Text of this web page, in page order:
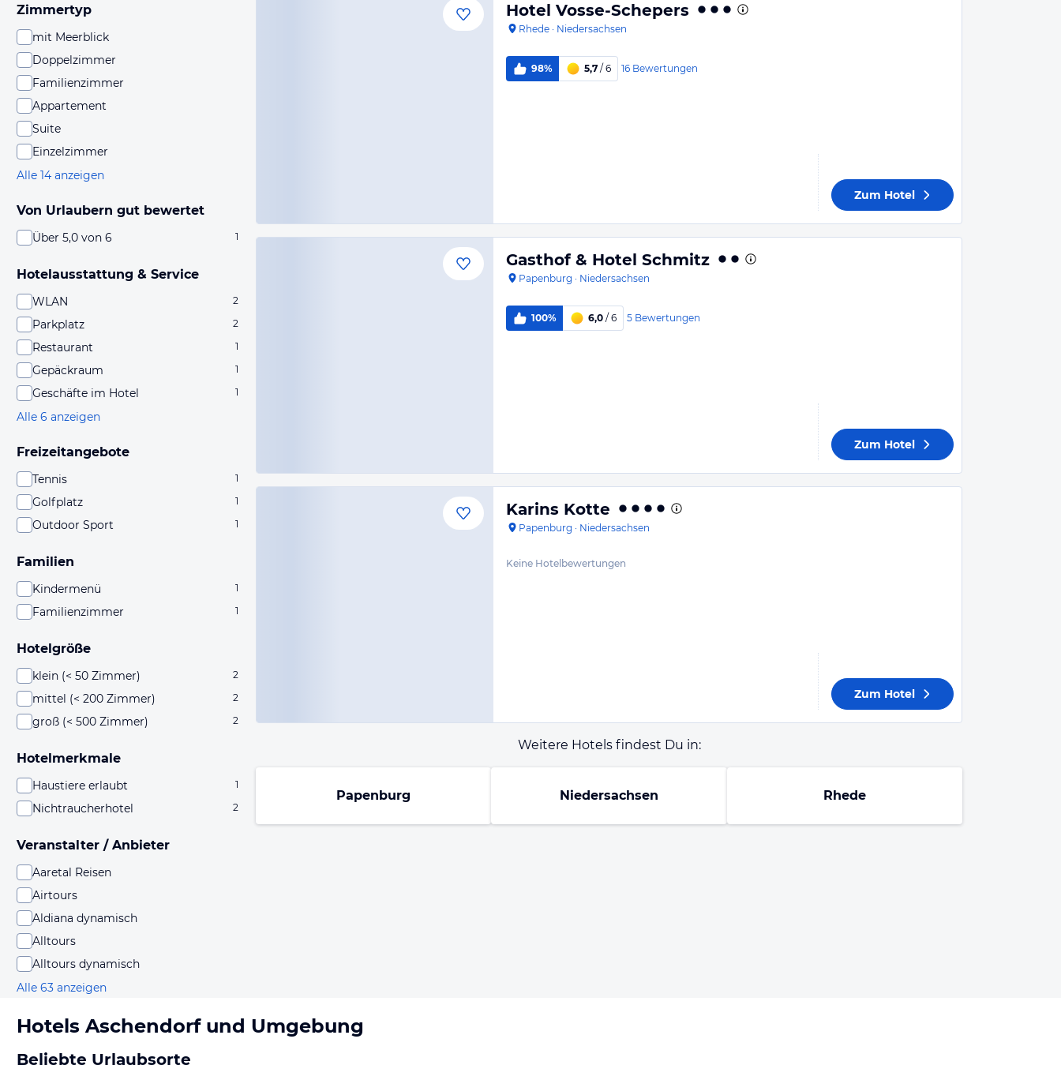
Zimmertyp
mit Meerblick
Doppelzimmer
Familienzimmer
Appartement
Suite
Einzelzimmer
Alle 14 anzeigen
Von Urlaubern gut bewertet
Über 5,0 von 6 1
Hotelausstattung & Service
WLAN 2
Parkplatz 2
Restaurant 1
Gepäckraum 1
Geschäfte im Hotel 1
Alle 6 anzeigen
Freizeitangebote
Tennis 1
Golfplatz 1
Outdoor Sport 1
Familien
Kindermenü 1
Familienzimmer 1
Hotelgröße
klein (< 50 Zimmer) 2
mittel (< 200 Zimmer) 2
groß (< 500 Zimmer) 2
Hotelmerkmale
Haustiere erlaubt 1
Nichtraucherhotel 2
Veranstalter / Anbieter
Aaretal Reisen
Airtours
Aldiana dynamisch
Alltours
Alltours dynamisch
Alle 63 anzeigen
Hotel Vosse-Schepers
Rhede · Niedersachsen
98% 5,7 / 6 16 Bewertungen
Zum Hotel
Gasthof & Hotel Schmitz
Papenburg · Niedersachsen
100% 6,0 / 6 5 Bewertungen
Zum Hotel
Karins Kotte
Papenburg · Niedersachsen
Keine Hotelbewertungen
Zum Hotel
Weitere Hotels findest Du in:
Papenburg Niedersachsen Rhede
Hotels Aschendorfund Umgebung
Beliebte Urlaubsorte